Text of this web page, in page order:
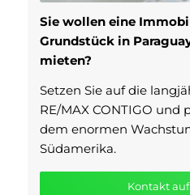
Sie wollen eine
Grundstück in
mieten?
Setzen Sie auf die
RE/MAX CONTIGO und
dem enormen
Südamerika.
Kontakt